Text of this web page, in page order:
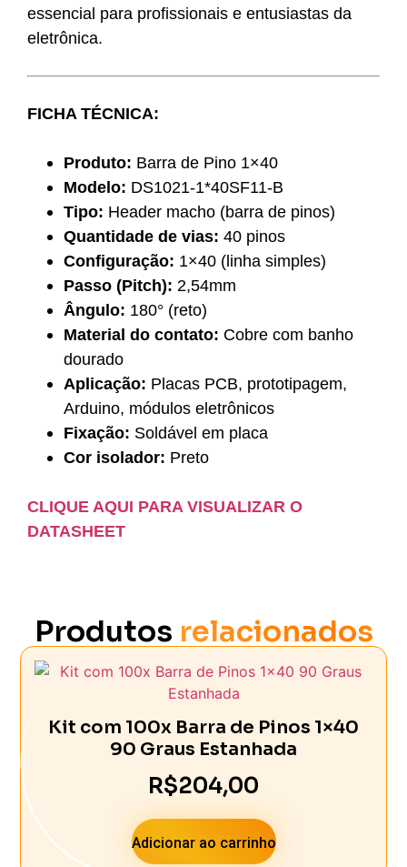
essencial para profissionais e entusiastas da
eletrônica.
FICHA TÉCNICA:
Produto: Barra de Pino 1×40
Modelo: DS1021-1*40SF11-B
Tipo: Header macho (barra de pinos)
Quantidade de vias: 40 pinos
Configuração: 1×40 (linha simples)
Passo (Pitch): 2,54mm
Ângulo: 180° (reto)
Material do contato: Cobre com banho
dourado
Aplicação: Placas PCB, prototipagem,
Arduino, módulos eletrônicos
Fixação: Soldável em placa
Cor isolador: Preto
CLIQUE AQUI PARA VISUALIZAR O
DATASHEET
Produtos relacionados
Kit com 100x Barra de Pinos 1×40
90 Graus Estanhada
R$204,00
Adicionar ao carrinho